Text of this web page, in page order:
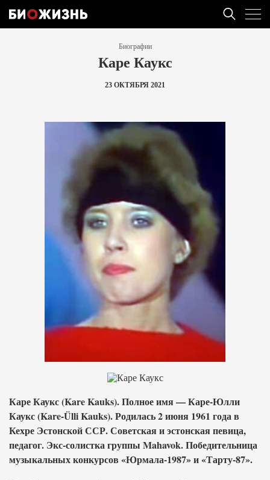
Биографии
Каре Каукс
23 ОКТЯБРЯ 2021
Каре Каукс (Kare Kauks). Полное имя — Каре-Юлли
Каукс (Kare-Ülli Kauks). Родилась 2 июня 1961 года в
Кехре Эстонской ССР. Советская и эстонская певица,
педагог. Экс-солистка группы Mahavok. Победительница
музыкальных конкурсов «Юрмала-1987» и «Тарту-87».